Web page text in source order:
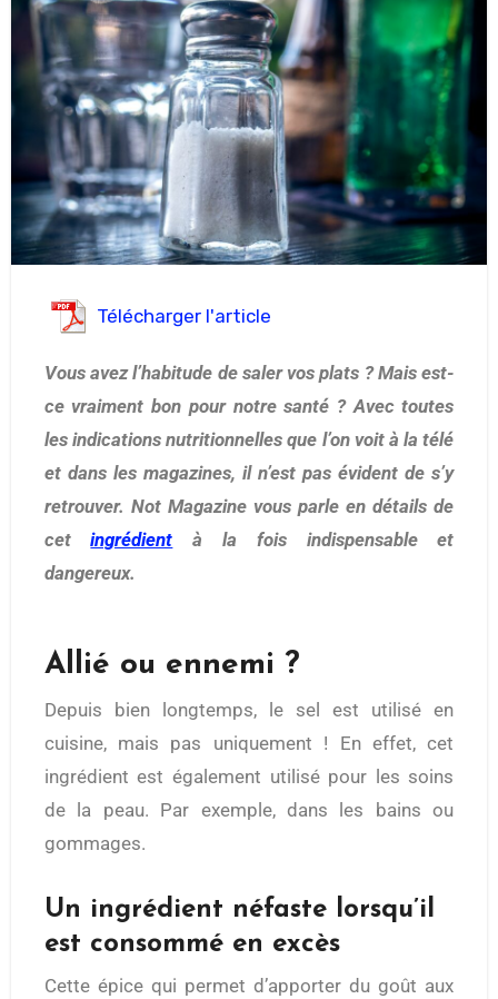
Télécharger l'article
Vous avez l’habitude de saler vos plats ? Mais est-
ce vraiment bon pour notre santé ? Avec toutes
les indications nutritionnelles que l’on voit à la télé
et dans les magazines, il n’est pas évident de s’y
retrouver. Not Magazine vous parle en détails de
cetingrédient à la fois indispensable et
dangereux.
Allié ou ennemi ?
Depuis bien longtemps, le sel est utilisé en
cuisine, mais pas uniquement ! En effet, cet
ingrédient est également utilisé pour les soins
de la peau. Par exemple, dans les bains ou
gommages.
Un ingrédient néfaste lorsqu’il
est consommé en excès
Cette épice qui permet d’apporter du goût aux